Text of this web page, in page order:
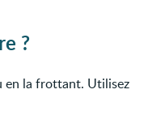
?
en la frottant. Utilisez